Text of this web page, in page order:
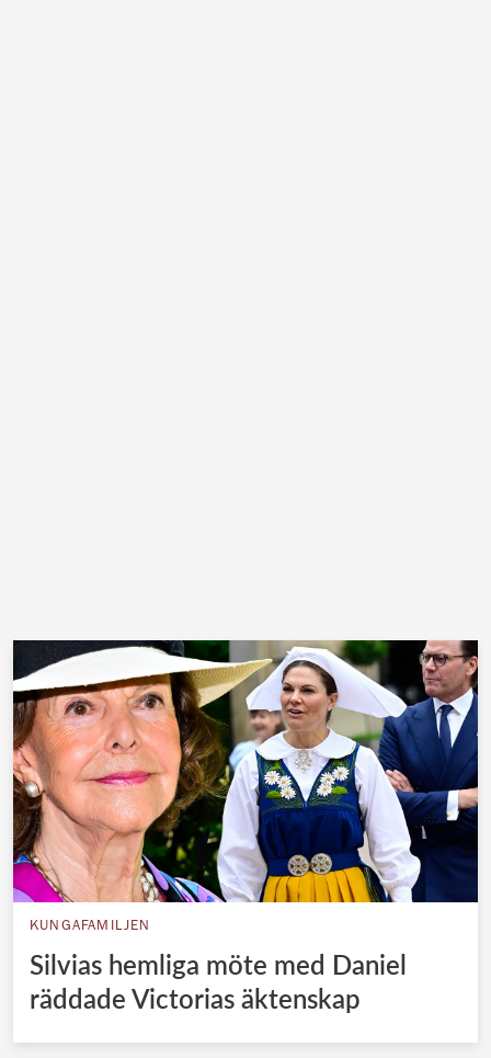
KUNGAFAMILJEN
Silvias hemliga möte med Daniel
räddade Victorias äktenskap